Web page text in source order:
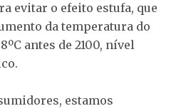
evitar o efeito estufa, que
da temperatura do
antes de 2100, nível
estamos